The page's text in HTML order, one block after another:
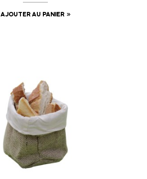
AJOUTER AU PANIER